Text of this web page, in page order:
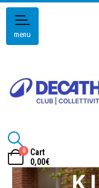
menu
0
Cart
0,00€